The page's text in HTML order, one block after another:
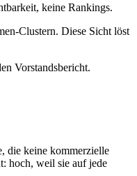
keine Rankings.
Clustern. Diese Sicht löst
Vorstandsbericht.
die keine kommerzielle
hoch, weil sie auf jede